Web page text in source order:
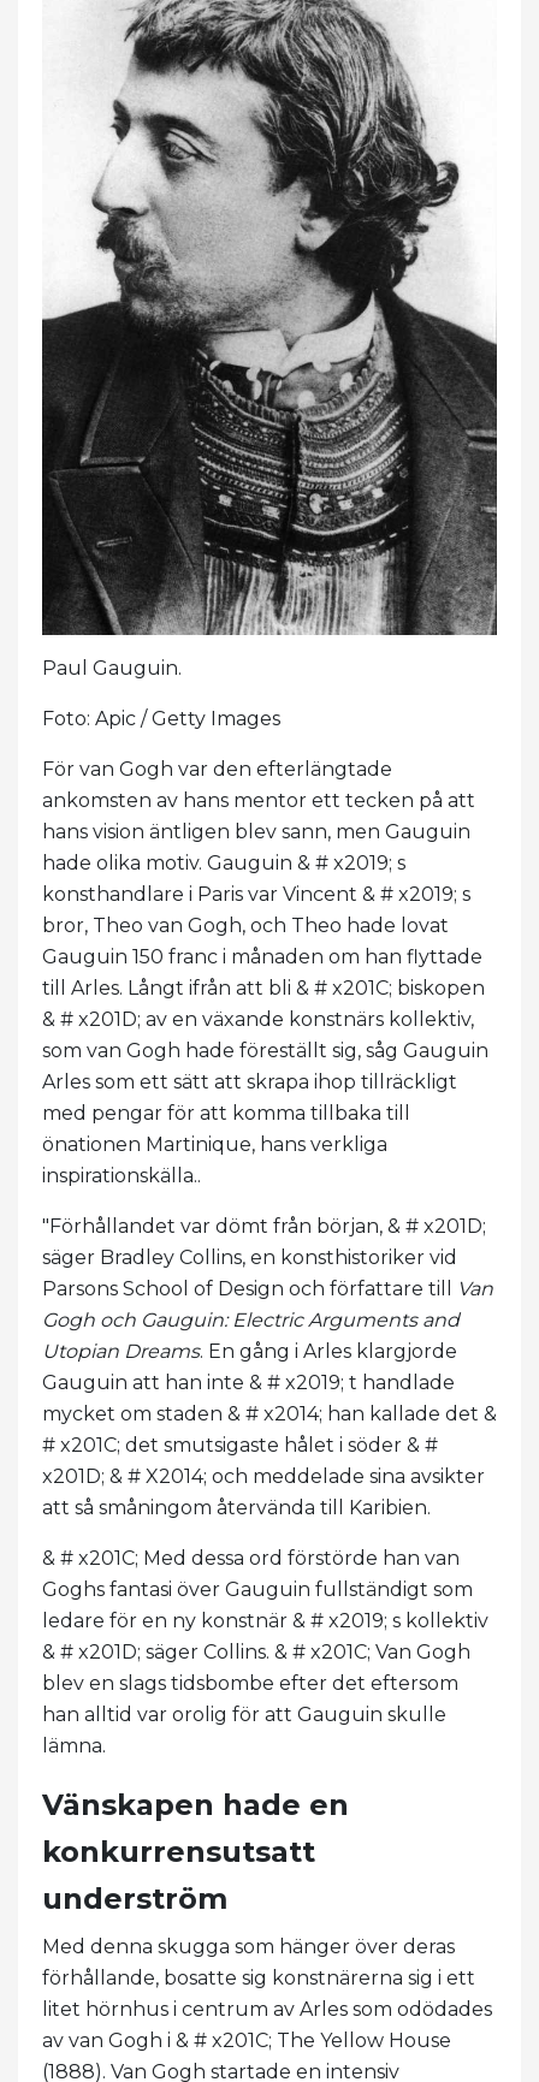
Paul Gauguin.
Foto: Apic / Getty Images
För van Gogh var den efterlängtade
ankomsten av hans mentor ett tecken på att
hans vision äntligen blev sann, men Gauguin
hade olika motiv. Gauguin & # x2019; s
konsthandlare i Paris var Vincent & # x2019; s
bror, Theo van Gogh, och Theo hade lovat
Gauguin 150 franc i månaden om han flyttade
till Arles. Långt ifrån att bli & # x201C; biskopen
& # x201D; av en växande konstnärs kollektiv,
som van Gogh hade föreställt sig, såg Gauguin
Arles som ett sätt att skrapa ihop tillräckligt
med pengar för att komma tillbaka till
önationen Martinique, hans verkliga
inspirationskälla..
"Förhållandet var dömt från början, & # x201D;
säger Bradley Collins, en konsthistoriker vid
Parsons School of Design och författare till
Van
Gogh och Gauguin: Electric Arguments and
Utopian Dreams. En gång i Arles klargjorde
Gauguin att han inte & # x2019; t handlade
mycket om staden & # x2014; han kallade det &
# x201C; det smutsigaste hålet i söder & #
x201D; & # X2014; och meddelade sina avsikter
att så småningom återvända till Karibien.
& # x201C; Med dessa ord förstörde han van
Goghs fantasi över Gauguin fullständigt som
ledare för en ny konstnär & # x2019; s kollektiv
& # x201D; säger Collins. & # x201C; Van Gogh
blev en slags tidsbombe efter det eftersom
han alltid var orolig för att Gauguin skulle
lämna.
Vänskapen hade en
konkurrensutsatt
underström
Med denna skugga som hänger över deras
förhållande, bosatte sig konstnärerna sig i ett
litet hörnhus i centrum av Arles som odödades
av van Gogh i & # x201C; The Yellow House
(1888). Van Gogh startade en intensiv